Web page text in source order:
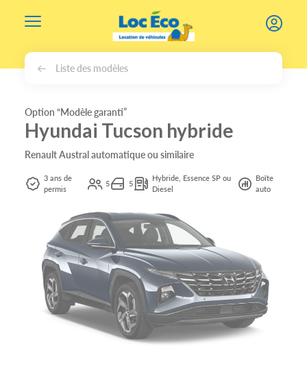
Liste des modèles
Option “Modèle garanti”
Hyundai Tucson hybride
Renault Austral automatique ou similaire
3 ans de
permis
5 5
Hybride, Essence SP ou
Diesel
Boîte
auto